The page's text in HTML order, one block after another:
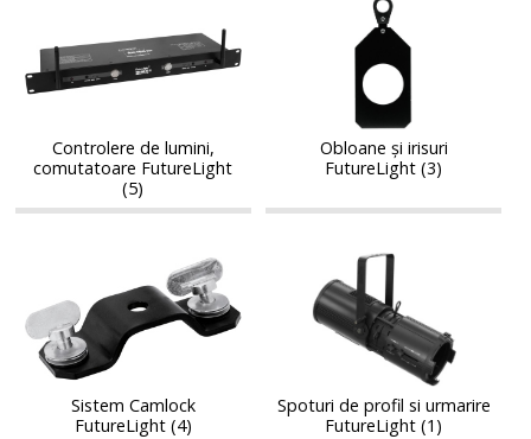
lumini,
comutatoare
FutureLight
lumini,
comutatoare
Controlere de lumini,
comutatoare FutureLight
(5)
FutureLight
Obloane și irisuri
FutureLight (3)
FutureLight
FutureLight
Sistem Camlock
FutureLight (4)
profil
Spoturi de profil si urmarire
FutureLight (1)